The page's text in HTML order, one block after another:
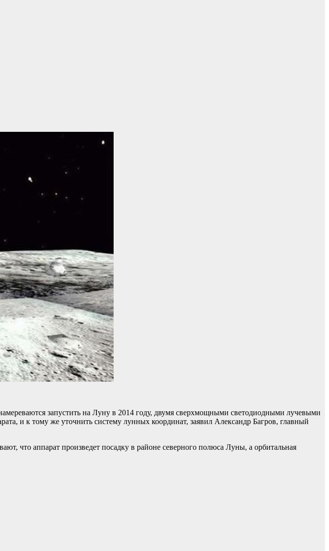
запустить на Луну в 2014 году, двумя сверхмощными светодиодными лучевыми
и к тому же уточнить систему лунных координат, заявил Александр Багров, главный
что аппарат произведет посадку в районе северного полюса Луны, а орбитальная